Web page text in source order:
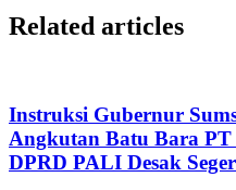
Related articles
Instruksi Gubernur
Angkutan Batu Bara PT
DPRD PALI Desak